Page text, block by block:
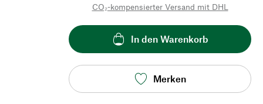
CO₂-kompensierter Versand mit DHL
In den Warenkorb
Merken